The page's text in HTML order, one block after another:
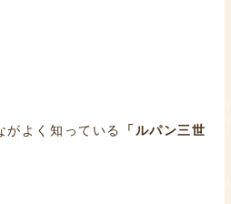
がよく知っている
「ルパン三世